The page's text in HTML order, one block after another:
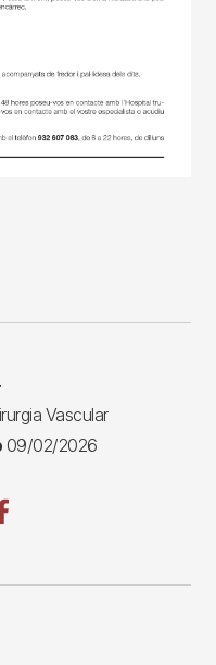
Vascular
09/02/2026